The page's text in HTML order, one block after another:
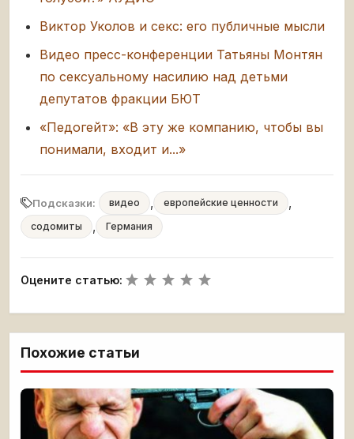
Виктор Уколов и секс: его публичные мысли
Видео пресс-конференции Татьяны Монтян
по сексуальному насилию над детьми
депутатов фракции БЮТ
«Педогейт»: «В эту же компанию, чтобы вы
понимали, входит и...»
Подсказки: видео , европейские ценности ,
содомиты , Германия
Оцените статью:
Похожие статьи